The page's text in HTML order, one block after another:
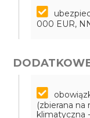
000 EUR,
(zbierana na
klimatyczna